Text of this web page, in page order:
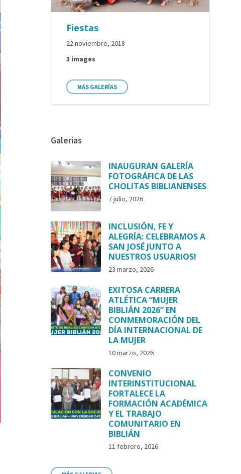
Fiestas
22 noviembre, 2018
3 images
MÁS GALERÍAS
Galerias
INAUGURAN GALERÍA
FOTOGRÁFICA DE LAS
CHOLITAS BIBLIANENSES
7 julio, 2026
INCLUSIÓN, FE Y
ALEGRÍA: CELEBRAMOS A
SAN JOSÉ JUNTO A
NUESTROS USUARIOS!
23 marzo, 2026
EXITOSA CARRERA
ATLÉTICA “MUJER
BIBLIÁN 2026” EN
CONMEMORACIÓN DEL
DÍA INTERNACIONAL DE
LA MUJER
10 marzo, 2026
CONVENIO
INTERINSTITUCIONAL
FORTALECE LA
FORMACIÓN ACADÉMICA
Y EL TRABAJO
COMUNITARIO EN
BIBLIÁN
11 febrero, 2026